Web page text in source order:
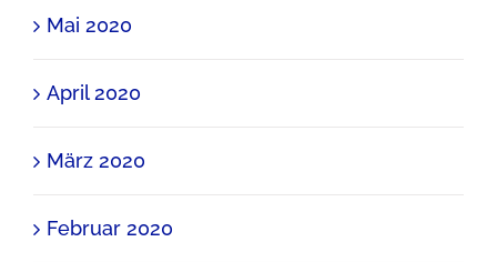
Mai 2020
April 2020
März 2020
Februar 2020